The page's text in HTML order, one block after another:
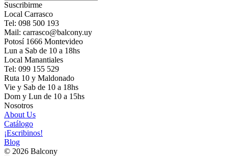
Suscribirme
Local Carrasco
Tel: 098 500 193
Mail: carrasco@balcony.uy
Potosí 1666 Montevideo
Lun a Sab de 10 a 18hs
Local Manantiales
Tel: 099 155 529
Ruta 10 y Maldonado
Vie y Sab de 10 a 18hs
Dom y Lun de 10 a 15hs
Nosotros
About Us
Catálogo
¡Escribinos!
Blog
© 2026 Balcony